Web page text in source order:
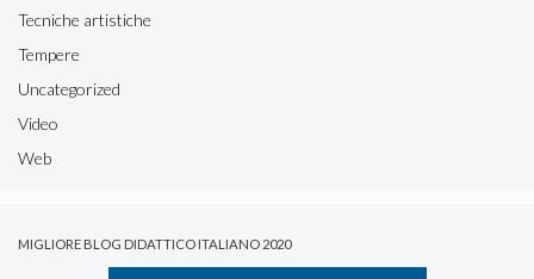
Tecniche artistiche
Tempere
Uncategorized
Video
Web
MIGLIORE BLOG DIDATTICO ITALIANO 2020